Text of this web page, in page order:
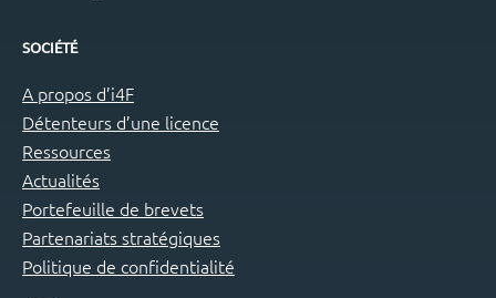
SOCIÉTÉ
A propos d’i4F
Détenteurs d’une licence
Ressources
Actualités
Portefeuille de brevets
Partenariats stratégiques
Politique de confidentialité